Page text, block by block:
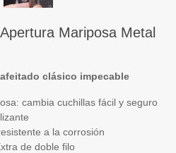
Mariposa Metal
clásico impecable
cambia cuchillas fácil y seguro
a la corrosión
de doble filo